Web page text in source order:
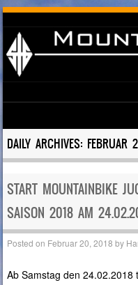
Skip to content
DAILY ARCHIVES: FEBRUAR
START MOUNTAINBIKE
SAISON 2018 AM
Posted on Februar 20, 2018 by
Ab Samstag den